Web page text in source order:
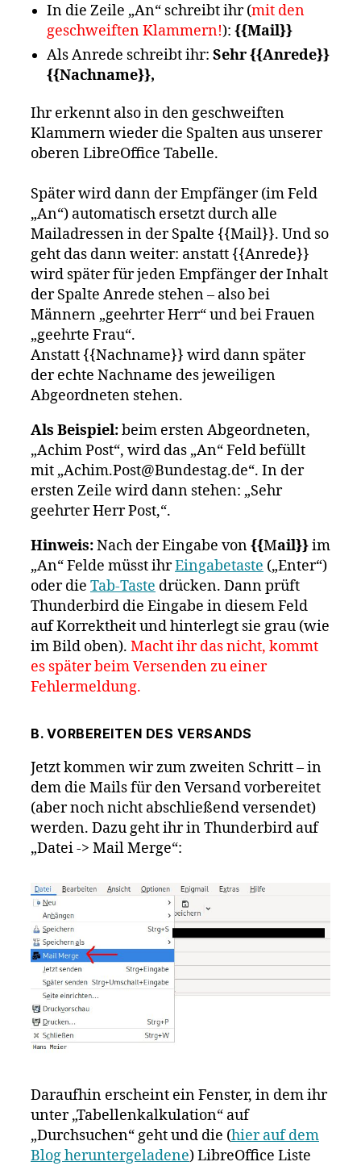
In die Zeile „An“ schreibt ihr (mit den
geschweiften Klammern!): {{Mail}}
Als Anrede schreibt ihr: Sehr {{Anrede}}
{{Nachname}},
Ihr erkennt also in den geschweiften
Klammern wieder die Spalten aus unserer
oberen LibreOffice Tabelle.
Später wird dann der Empfänger (im Feld
„An“) automatisch ersetzt durch alle
Mailadressen in der Spalte {{Mail}}. Und so
geht das dann weiter: anstatt {{Anrede}}
wird später für jeden Empfänger der Inhalt
der Spalte Anrede stehen – also bei
Männern „geehrter Herr“ und bei Frauen
„geehrte Frau“.
Anstatt {{Nachname}} wird dann später
der echte Nachname des jeweiligen
Abgeordneten stehen.
Als Beispiel:beim ersten Abgeordneten,
„Achim Post“, wird das „An“ Feld befüllt
mit „Achim.Post@Bundestag.de“. In der
ersten Zeile wird dann stehen: „Sehr
geehrter Herr Post,“.
Hinweis:Nach der Eingabe von{{Mail}}im
„An“ Felde müsst ihrEingabetaste („Enter“)
oder die Tab-Taste drücken. Dann prüft
Thunderbird die Eingabe in diesem Feld
auf Korrektheit und hinterlegt sie grau (wie
im Bild oben). Macht ihr das nicht, kommt
es später beim Versenden zu einer
Fehlermeldung.
B. VORBEREITEN DES VERSANDS
Jetzt kommen wir zum zweiten Schritt – in
dem die Mails für den Versand vorbereitet
(aber noch nicht abschließend versendet)
werden. Dazu geht ihr in Thunderbird auf
„Datei -> Mail Merge“:
Daraufhin erscheint ein Fenster, in dem ihr
unter „Tabellenkalkulation“ auf
„Durchsuchen“ geht und die (hier auf dem
Blog heruntergeladene) LibreOffice Liste